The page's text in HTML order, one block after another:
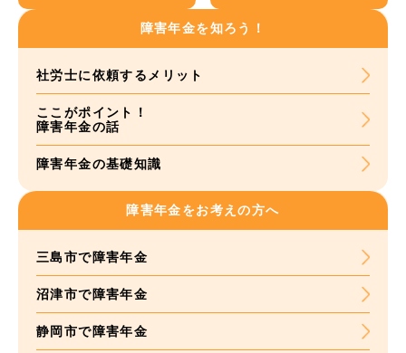
障害年金を知ろう！
社労士に依頼するメリット
ここがポイント！
障害年金の話
障害年金の基礎知識
障害年金をお考えの方へ
三島市で障害年金
沼津市で障害年金
静岡市で障害年金